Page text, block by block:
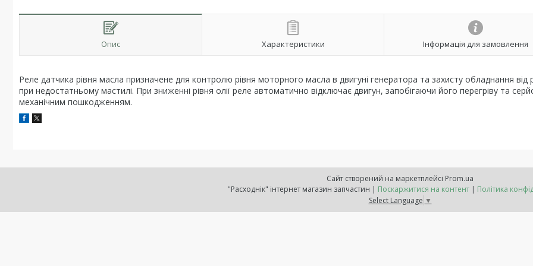
Опис Характеристики Інформація для замовлення
Реле датчика рівня масла призначене для контролю рівня моторного масла в двигуні генератора та захисту обладнання від
при недостатньому мастилі. При зниженні рівня олії реле автоматично відключає двигун, запобігаючи його перегріву та
механічним пошкодженням.
Сайт створений на маркетплейсі Prom.ua
"Расходнік" інтернет магазин запчастин | Поскаржитися на контент | Політика
Select Language ▼